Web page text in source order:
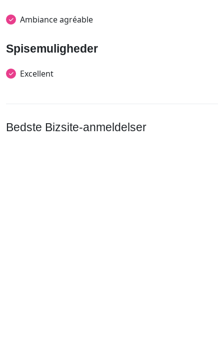
Ambiance agréable
Spisemuligheder
Excellent
Bedste Bizsite-anmeldelser